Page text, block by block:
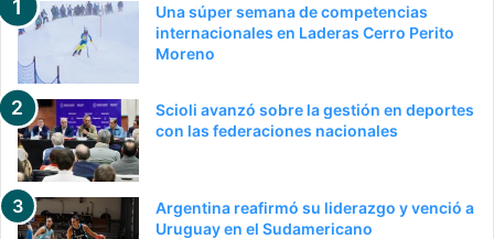
Una súper semana de competencias
internacionales en Laderas Cerro Perito
Moreno
Scioli avanzó sobre la gestión en deportes
con las federaciones nacionales
Argentina reafirmó su liderazgo y venció a
Uruguay en el Sudamericano